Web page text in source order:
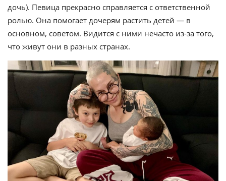
дочь). Певица прекрасно справляется с ответственной
ролью. Она помогает дочерям растить детей — в
основном, советом. Видится с ними нечасто из-за того,
что живут они в разных странах.